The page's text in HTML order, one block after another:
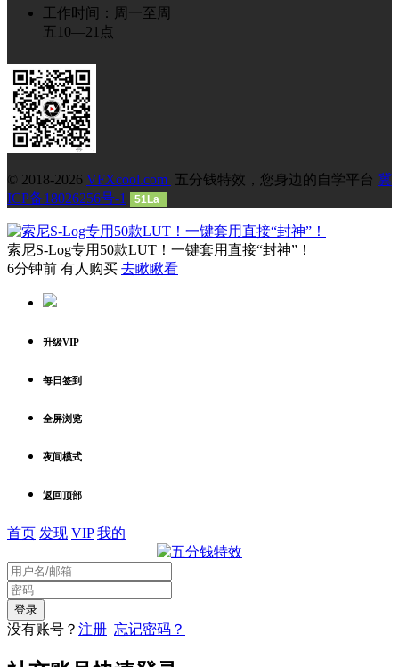
工作时间：周一至周
五10—21点
© 2018-2026 VFXcool.com 五分钱特效，您身边的自学平台 冀
ICP备18026256号-1
51La
索尼S-Log专用50款LUT！一键套用直接“封神”！
6分钟前 有人购买 去瞅瞅看
升级VIP
每日签到
全屏浏览
夜间模式
返回顶部
首页 发现 VIP 我的
没有账号？ 注册 忘记密码？